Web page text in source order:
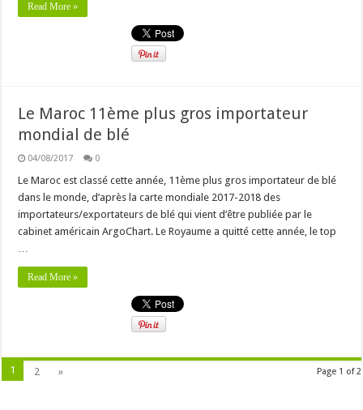
Read More »
Le Maroc 11ème plus gros importateur
mondial de blé
04/08/2017 0
Le Maroc est classé cette année, 11ème plus gros importateur de blé
dans le monde, d’après la carte mondiale 2017-2018 des
importateurs/exportateurs de blé qui vient d’être publiée par le
cabinet américain ArgoChart. Le Royaume a quitté cette année, le top
…
Read More »
Page 1 of 2
1 2 »